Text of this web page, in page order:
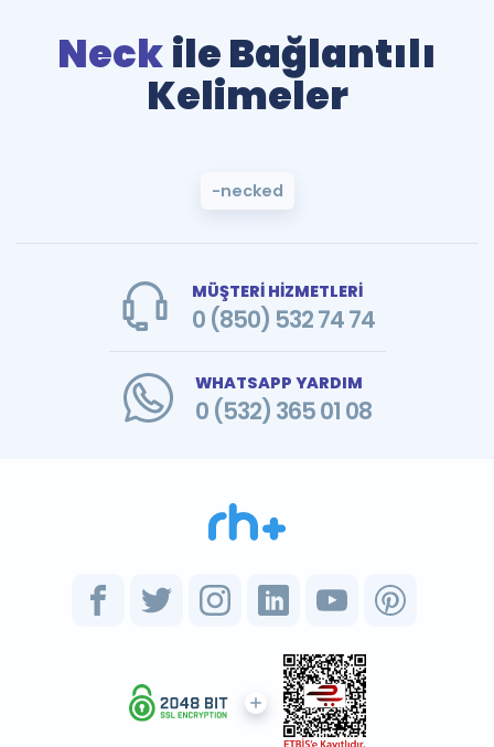
Neckile Bağlantılı
Kelimeler
-necked
MÜŞTERİ HİZMETLERİ
0 (850) 532 74 74
WHATSAPP YARDIM
0 (532) 365 01 08